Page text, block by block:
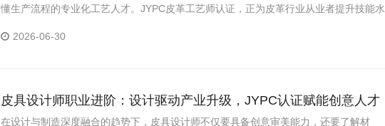
懂生产流程的专业化工艺人才。JYPC皮革工艺师认证，正为皮革行业从业者提升技能水
2026-06-30
皮具设计师职业进阶：设计驱动产业升级，JYPC认证赋能创意人才
成长
在设计与制造深度融合的趋势下，皮具设计师不仅要具备创意审美能力，还要了解材